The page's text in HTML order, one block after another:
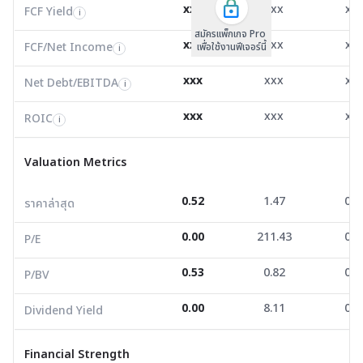
FCF/Net Income -3.38 0.00
-1.03 0.00
ROIC i -3.77 57.19 -
Valuation Metrics
P/BV
0.53 0.82
Dividend Yield
0.00 8.11
Financial Strength
D/E 1.19 0.81
Current Ratio
FCF Yield i xxx xxx
FCF/Net Income i xxx xxx
Net Debt/EBITDA i xxx xxx
ROIC i xxx xxx
สมัครแพ็กเกจ Pro
เพื่อใช้งานฟีเจอร์นี้
Valuation Metrics
ราคาล่าสุด 0.52 1.47
P/E 0.00 211.43
P/BV 0.53 0.82
Dividend Yield 0.00 8.11
Financial Strength